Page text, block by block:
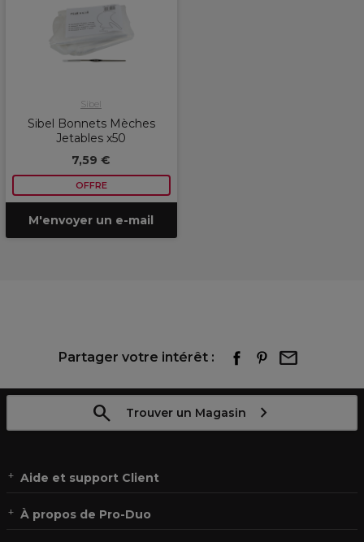
Sibel
Sibel Bonnets Mèches
Jetables x50
7,59 €
OFFRE
M'envoyer un e-mail
Partager votre intérêt :
Trouver un Magasin
Aide et support Client
À propos de Pro-Duo